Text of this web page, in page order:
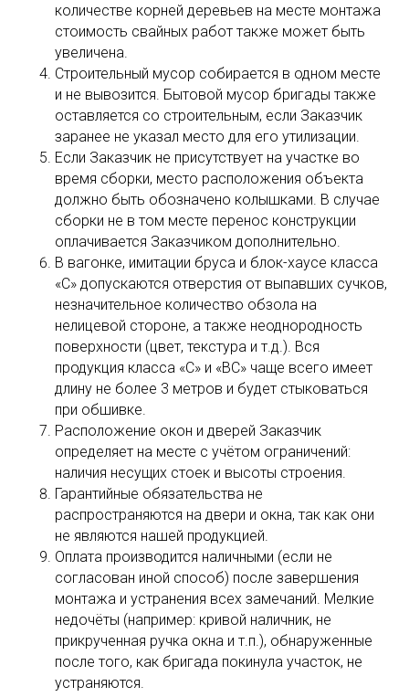
количестве корней деревьев на месте монтажа
стоимость свайных работ также может быть
увеличена.
Строительный мусор собирается в одном месте
и не вывозится. Бытовой мусор бригады также
оставляется со строительным, если Заказчик
заранее не указал место для его утилизации.
Если Заказчик не присутствует на участке во
время сборки, место расположения объекта
должно быть обозначено колышками. В случае
сборки не в том месте перенос конструкции
оплачивается Заказчиком дополнительно.
В вагонке, имитации бруса и блок-хаусе класса
«С» допускаются отверстия от выпавших сучков,
незначительное количество обзола на
нелицевой стороне, а также неоднородность
поверхности (цвет, текстура и т.д.). Вся
продукция класса «С» и «ВС» чаще всего имеет
длину не более 3 метров и будет стыковаться
при обшивке.
Расположение окон и дверей Заказчик
определяет на месте с учётом ограничений:
наличия несущих стоек и высоты строения.
Гарантийные обязательства не
распространяются на двери и окна, так как они
не являются нашей продукцией.
Оплата производится наличными (если не
согласован иной способ) после завершения
монтажа и устранения всех замечаний. Мелкие
недочёты (например: кривой наличник, не
прикрученная ручка окна и т.п.), обнаруженные
после того, как бригада покинула участок, не
устраняются.